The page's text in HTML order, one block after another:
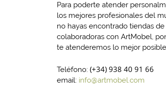
Para poderte atender
los mejores profesionales del
no hayas encontrado tiendas
colaboradoras con ArtMobel,
te atenderemos lo mejor
Teléfono: (+34) 938 40 91 66
email: info@artmobel.com